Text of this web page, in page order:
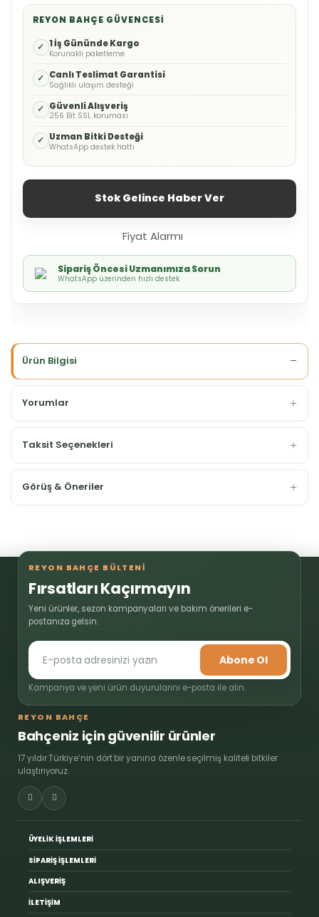
REYON BAHÇE GÜVENCESI
✓ 1 İş Gününde Kargo
Korunaklı paketleme
✓ Canlı Teslimat Garantisi
Sağlıklı ulaşım desteği
✓ Güvenli Alışveriş
256 Bit SSL koruması
✓ Uzman Bitki Desteği
WhatsApp destek hattı
Stok Gelince Haber Ver
Fiyat Alarmı
Sipariş Öncesi Uzmanımıza Sorun
WhatsApp üzerinden hızlı destek
Ürün Bilgisi
Yorumlar
Taksit Seçenekleri
Görüş & Öneriler
REYON BAHÇE BÜLTENİ
Fırsatları Kaçırmayın
Yeni ürünler, sezon kampanyaları ve bakım önerileri e-
postanıza gelsin.
Abone Ol
Kampanya ve yeni ürün duyurularını e-posta ile alın.
REYON BAHÇE
Bahçeniz için güvenilir ürünler
17 yıldır Türkiye’nin dört bir yanına özenle seçilmiş kaliteli bitkiler
ulaştırıyoruz.
ÜYELİK İŞLEMLERİ
SİPARİŞ İŞLEMLERİ
ALIŞVERİŞ
İLETİŞİM